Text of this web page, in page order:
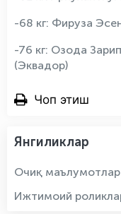
-68 кг: Фируза
-76 кг: Озода
(Эквадор)
Чоп этиш
Янгиликлар
Очиқ маълумотлар
Ижтимоий